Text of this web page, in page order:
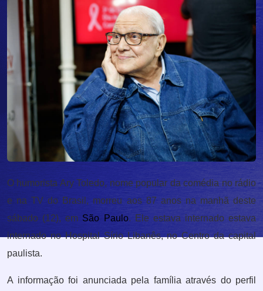
O humorista Ary Toledo, nome popular da comédia no rádio
e na TV do Brasil, morreu aos 87 anos na manhã deste
sábado (12), em São Paulo. Ele estava internado estava
internado no Hospital Sírio Libanês, no Centro da capital
paulista.
A informação foi anunciada pela família através do perfil